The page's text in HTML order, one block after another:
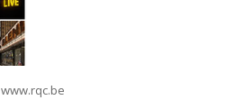
www.rqc.be